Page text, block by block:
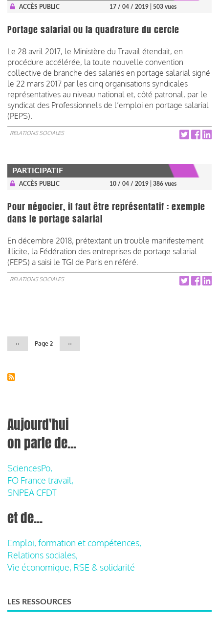
ACCÈS PUBLIC 17 / 04 / 2019 | 503 vues
Portage salarial ou la quadrature du cercle
Le 28 avril 2017, le Ministère du Travail étendait, en
procédure accélérée, la toute nouvelle convention
collective de branche des salariés en portage salarial signé
le 22 mars 2017 par les cinq organisations syndicales
représentatives au niveau national et, côté patronal, par le
syndicat des Professionnels de l’emploi en portage salarial
(PEPS).
RELATIONS SOCIALES
PARTICIPATIF
ACCÈS PUBLIC 10 / 04 / 2019 | 386 vues
Pour négocier, il faut être représentatif : exemple
dans le portage salarial
En décembre 2018, prétextant un trouble manifestement
illicite, la Fédération des entreprises de portage salarial
(FEPS) a saisi le TGI de Paris en référé.
RELATIONS SOCIALES
Page
précédente
‹‹ Page 2
Page
››
Aujourd'hui
on parle de...
SciencesPo,
FO France travail,
SNPEA CFDT
et de...
Emploi, formation et compétences,
Relations sociales,
Vie économique, RSE & solidarité
LES RESSOURCES